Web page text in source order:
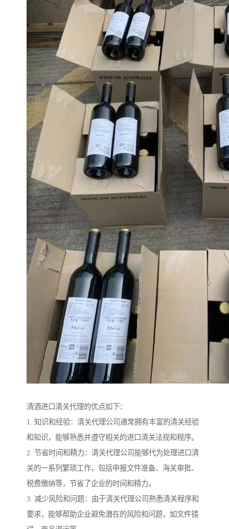
清酒进口清关代理的优点如下：
1. 知识和经验：清关代理公司通常拥有丰富的清关经验
和知识，能够熟悉并遵守相关的进口清关法规和程序。
2. 节省时间和精力：清关代理公司能够代为处理进口清
关的一系列繁琐工作，包括申报文件准备、海关审批、
税费缴纳等，节省了企业的时间和精力。
3. 减少风险和问题：由于清关代理公司熟悉清关程序和
要求，能够帮助企业避免潜在的风险和问题，如文件错